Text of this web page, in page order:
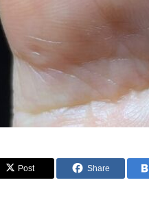
Post Share